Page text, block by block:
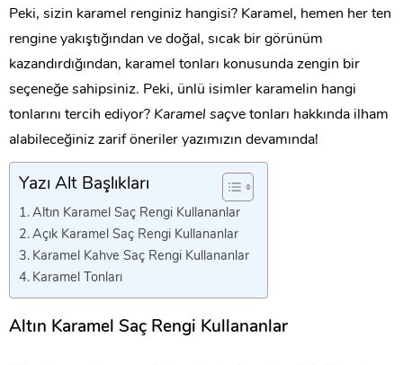
Peki, sizin karamel renginiz hangisi? Karamel, hemen her ten
rengine yakıştığından ve doğal, sıcak bir görünüm
kazandırdığından, karamel tonları konusunda zengin bir
seçeneğe sahipsiniz. Peki, ünlü isimler karamelin hangi
tonlarını tercih ediyor? Karamel saçve tonları hakkında ilham
alabileceğiniz zarif öneriler yazımızın devamında!
Yazı Alt Başlıkları
Altın Karamel Saç Rengi Kullananlar
Açık Karamel Saç Rengi Kullananlar
Karamel Kahve Saç Rengi Kullananlar
Karamel Tonları
Altın Karamel Saç Rengi Kullananlar